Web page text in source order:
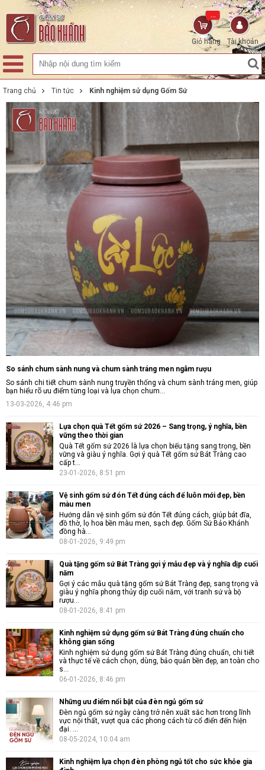
Tài khoản
Giỏ hàng
...
Trang chủ Tin tức Kinh nghiệm sử dụng Gốm Sứ
So sánh chum sành nung và chum sành tráng men ngâm rượu
So sánh chi tiết chum sành nung truyền thống và chum sành tráng men, giúp
bạn hiểu rõ ưu điểm từng loại và lựa chọn chum...
13-03-2026, 4:46 pm
Lựa chọn quà Tết gốm sứ 2026 – Sang trọng, ý nghĩa, bền
vững theo thời gian
Quà Tết gốm sứ 2026 là lựa chọn biếu tặng sang trọng, bền
vững và giàu ý nghĩa. Gợi ý quà Tết gốm sứ Bát Tràng cao
cấp t...
23-01-2026, 8:51 pm
Vệ sinh gốm sứ đón Tết đúng cách để luôn mới đẹp, bền
màu men
Hướng dẫn vệ sinh gốm sứ đón Tết đúng cách, giúp bát đĩa,
đồ thờ, lọ hoa bền màu men, sạch đẹp. Gốm Sứ Bảo Khánh
đồng hà...
08-01-2026, 9:49 pm
Quà tặng gốm sứ Bát Tràng gợi ý mẫu đẹp và ý nghĩa dịp cuối
năm
Gợi ý các mẫu quà tặng gốm sứ Bát Tràng đẹp, sang trọng và
giàu ý nghĩa phong thủy dịp cuối năm, với tranh sứ và bộ
rượu...
08-01-2026, 8:41 pm
Kinh nghiệm sử dụng gốm sứ Bát Tràng đúng chuẩn cho
không gian sống
Kinh nghiệm sử dụng gốm sứ Bát Tràng đúng chuẩn, chi tiết
và thực tế về cách chọn, dùng, bảo quản bền đẹp, an toàn cho
s...
06-01-2026, 8:46 pm
Những ưu điểm nổi bật của đèn ngủ gốm sứ
Đèn ngủ gốm sứ ngày càng trở nên xuất sắc hơn trong lĩnh
vực nội thất, vượt qua các phong cách từ cổ điển đến hiện
đại. ...
08-05-2024, 10:04 am
Kinh nghiệm lựa chọn đèn phòng ngủ tốt cho sức khỏe gia